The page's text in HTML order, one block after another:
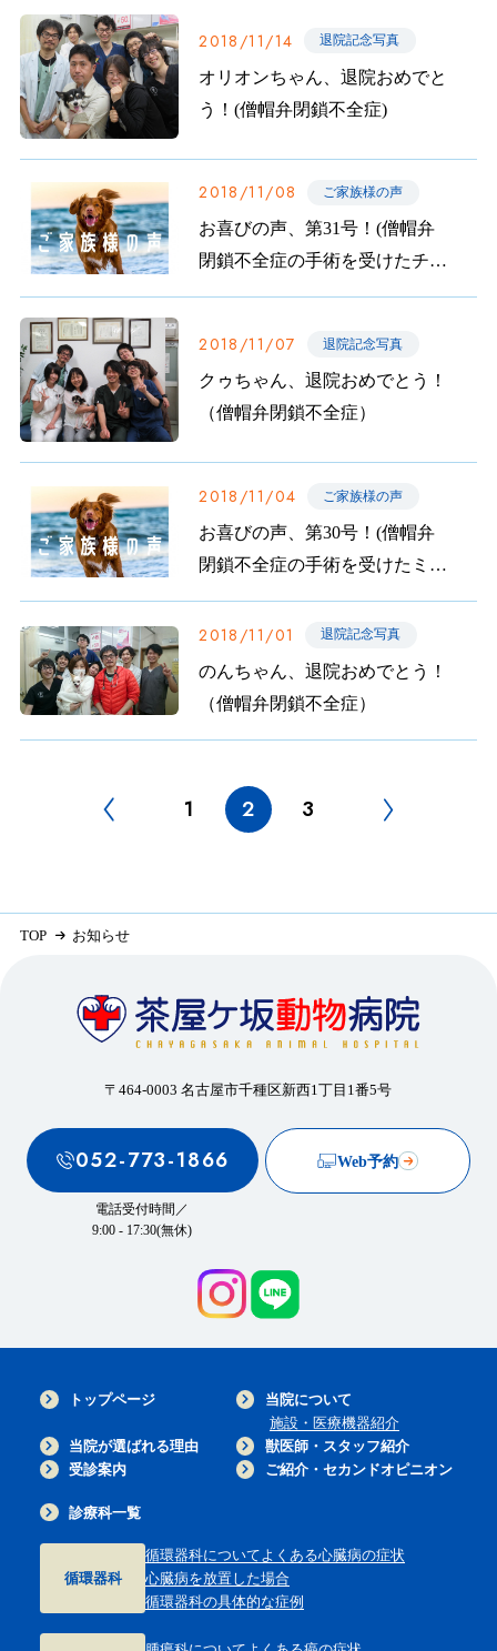
2018/11/14 退院記念写真
オリオンちゃん、退院おめでと
う！(僧帽弁閉鎖不全症)
2018/11/08 ご家族様の声
お喜びの声、第31号！(僧帽弁
閉鎖不全症の手術を受けたチョ
コちゃんのご家族から)
2018/11/07 退院記念写真
クゥちゃん、退院おめでとう！
（僧帽弁閉鎖不全症）
2018/11/04 ご家族様の声
お喜びの声、第30号！(僧帽弁
閉鎖不全症の手術を受けたミッ
クスちゃんのご家族から)
2018/11/01 退院記念写真
のんちゃん、退院おめでとう！
（僧帽弁閉鎖不全症）
1 2 3
TOP お知らせ
〒464-0003 名古屋市千種区新西1丁目1番5号
052-773-1866
電話受付時間／
9:00 - 17:30(無休)
Web予約
トップページ
当院について
施設・医療機器紹介
当院が選ばれる理由
獣医師・スタッフ紹介
受診案内
ご紹介・セカンドオピニオン
診療科一覧
循環器科
循環器科についてよくある心臓病の症状
心臓病を放置した場合
循環器科の具体的な症例